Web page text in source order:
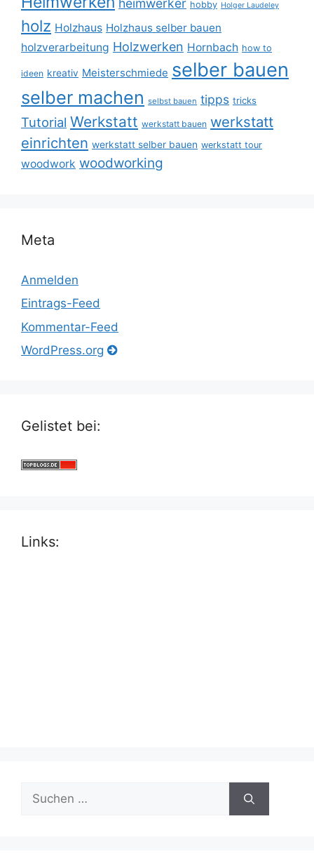
hobby Holger Laudeley
holz Holzhaus Holzhaus selber bauen
holzverarbeitung Holzwerken Hornbach how to
ideen kreativ Meisterschmiede selber bauen
selber machen selbst bauen tipps tricks
Tutorial Werkstatt werkstatt bauen werkstatt
einrichten werkstatt selber bauen werkstatt tour
woodwork woodworking
Meta
Anmelden
Eintrags-Feed
Kommentar-Feed
WordPress.org
Gelistet bei:
Links:
Suche
nach: